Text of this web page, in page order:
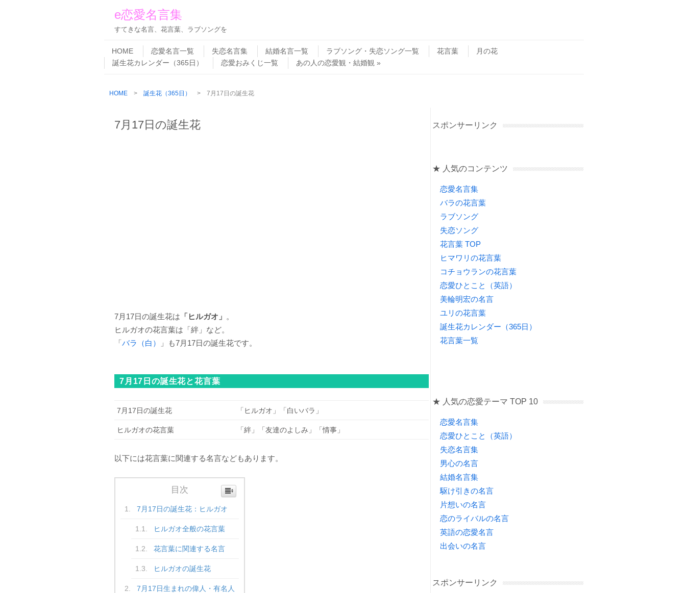
e恋愛名言集
すてきな名言、花言葉、ラブソングを
Menu
Skip to content
HOME
恋愛名言一覧 失恋名言集 結婚名言一覧 ラブソング・失恋ソング一覧 花言葉
月の花
誕生花カレンダー（365日）
恋愛おみくじ一覧 あの人の恋愛観・結婚観
HOME > 誕生花（365日） > 7月17日の誕生花
7月17日の誕生花
7月17日の誕生花は 「ヒルガオ」 。
ヒルガオの花言葉は「絆」など。
「バラ（白） 」も7月17日の誕生花です。
7月17日の誕生花と花言葉
7月17日の誕生花 「ヒルガオ」「白いバラ」
ヒルガオの花言葉 「絆」「友達のよしみ」「情事」
以下には花言葉に関連する名言などもあります。
目次
7月17日の誕生花：ヒルガオ
ヒルガオ全般の花言葉
花言葉に関連する名言
ヒルガオの誕生花
7月17日生まれの偉人・有名人
スポンサーリンク
★ 人気のコンテンツ
恋愛名言集
バラの花言葉
ラブソング
失恋ソング
花言葉 TOP
ヒマワリの花言葉
コチョウランの花言葉
恋愛ひとこと（英語）
美輪明宏の名言
ユリの花言葉
誕生花カレンダー（365日）
花言葉一覧
★ 人気の恋愛テーマ TOP 10
恋愛名言集
恋愛ひとこと（英語）
失恋名言集
男心の名言
結婚名言集
駆け引きの名言
片想いの名言
恋のライバルの名言
英語の恋愛名言
出会いの名言
スポンサーリンク